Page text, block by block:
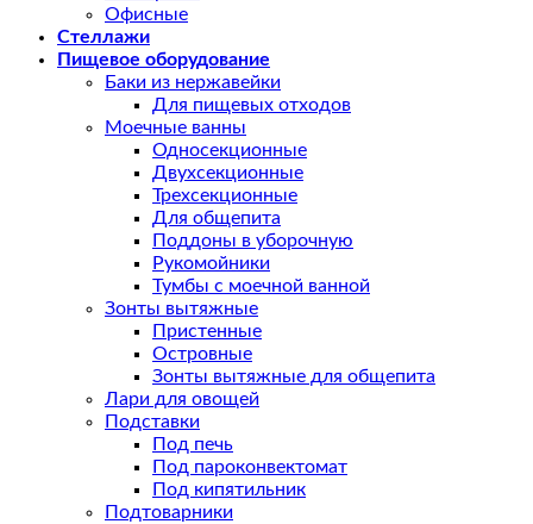
Офисные
Стеллажи
Пищевое оборудование
Баки из нержавейки
Для пищевых отходов
Моечные ванны
Односекционные
Двухсекционные
Трехсекционные
Для общепита
Поддоны в уборочную
Рукомойники
Тумбы с моечной ванной
Зонты вытяжные
Пристенные
Островные
Зонты вытяжные для общепита
Лари для овощей
Подставки
Под печь
Под пароконвектомат
Под кипятильник
Подтоварники